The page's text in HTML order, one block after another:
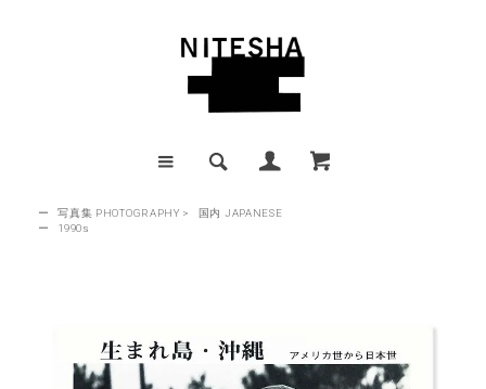
ー 写真集 PHOTOGRAPHY >
国内 JAPANESE
ー
1990s